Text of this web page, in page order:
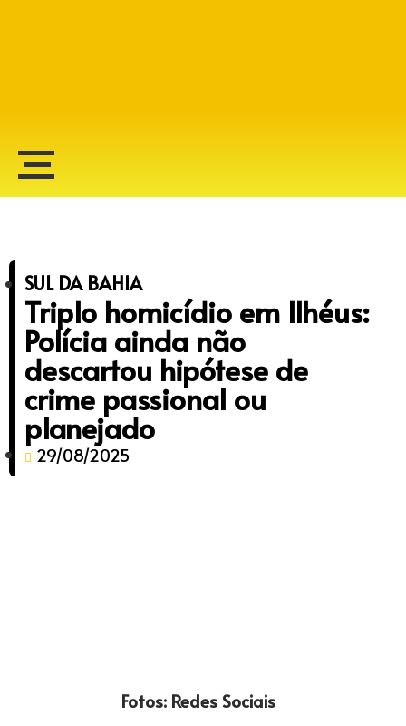
SUL DA BAHIA
Triplo homicídio em Ilhéus:
Polícia ainda não
descartou hipótese de
crime passional ou
planejado
29/08/2025
Fotos: Redes Sociais